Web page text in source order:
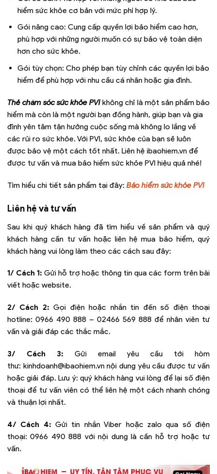
hiểm sức khỏe cơ bản với mức phí hợp lý.
Gói nâng cao: Cung cấp quyền lợi bảo hiểm cao hơn,
phù hợp với những người muốn có sự bảo vệ toàn diện
hơn cho sức khỏe.
Gói tùy chọn: Cho phép bạn tùy chỉnh các quyền lợi bảo
hiểm để phù hợp với nhu cầu cá nhân hoặc gia đình.
Thẻ chăm sóc sức khỏe PVIkhông chỉ là một sản phẩm bảo
hiểm mà còn là một người bạn đồng hành, giúp bạn và gia
đình yên tâm tận hưởng cuộc sống mà không lo lắng về
các rủi ro sức khỏe. Với PVI, sức khỏe của bạn sẽ luôn
được bảo vệ một cách tốt nhất. Liên hệ ibaohiem.vn để
được tư vấn và mua bảo hiểm sức khỏe PVI hiệu quả nhé!
Tìm hiểu chi tiết sản phẩm tại đây: Bảo hiểm sức khỏe PVI
Liên hệ và tư vấn
Sau khi quý khách hàng đã tìm hiểu về sản phẩm và quý
khách hàng cần tư vấn hoặc liên hệ mua bảo hiểm, quý
khách hàng vui lòng làm theo các cách sau đây:
1/ Cách 1: Gửi hỗ trợ hoặc thông tin qua các form trên bài
viết hoặc website.
2/ Cách 2: Gọi điện hoặc nhắn tin đến số điện thoại
hotline: 0966 490 888 – 02466 569 888 để nhân viên tư
vấn và giải đáp các thắc mắc.
3/ Cách 3: Gửi email yêu cầu tới hòm
thư: kinhdoanh@ibaohiem.vnnội dung yêu cầu được tư vấn
hoặc giải đáp. Lưu ý: quý khách hàng vui lòng để lại số điện
thoại để tư vấn viên có thể liên hệ một cách nhanh chóng
và thuận lợi nhất.
4/ Cách 4: Gửi tin nhắn Viber hoặc zalo qua số điện
thoại:0966 490 888 với nội dung là cần hỗ trợ hoặc tư
vấn.